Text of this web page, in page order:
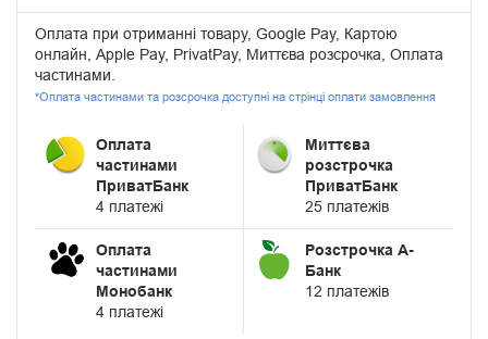
Оплата при отриманні товару, Google Pay, Картою
онлайн, Apple Pay, PrivatPay, Миттєва розсрочка, Оплата
частинами.
*Оплата частинами та розсрочка доступні на стрінці оплати замовлення
Оплата
частинами
ПриватБанк
4 платежі
Миттєва
розстрочка
ПриватБанк
25 платежів
Оплата
частинами
Монобанк
4 платежі
Розстрочка А-
Банк
12 платежів